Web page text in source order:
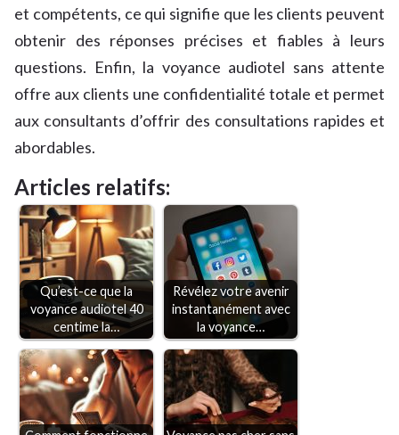
et compétents, ce qui signifie que les clients peuvent
obtenir des réponses précises et fiables à leurs
questions. Enfin, la voyance audiotel sans attente
offre aux clients une confidentialité totale et permet
aux consultants d’offrir des consultations rapides et
abordables.
Articles relatifs:
Qu’est-ce que la
voyance audiotel 40
centime la…
Révélez votre avenir
instantanément avec
la voyance…